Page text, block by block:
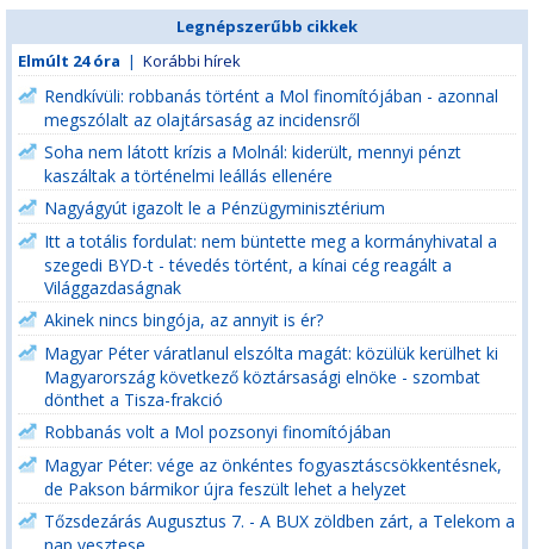
Legnépszerűbb cikkek
Elmúlt 24 óra | Korábbi hírek
Rendkívüli: robbanás történt a Mol finomítójában - azonnal
megszólalt az olajtársaság az incidensről
Soha nem látott krízis a Molnál: kiderült, mennyi pénzt
kaszáltak a történelmi leállás ellenére
Nagyágyút igazolt le a Pénzügyminisztérium
Itt a totális fordulat: nem büntette meg a kormányhivatal a
szegedi BYD-t - tévedés történt, a kínai cég reagált a
Világgazdaságnak
Akinek nincs bingója, az annyit is ér?
Magyar Péter váratlanul elszólta magát: közülük kerülhet ki
Magyarország következő köztársasági elnöke - szombat
dönthet a Tisza-frakció
Robbanás volt a Mol pozsonyi finomítójában
Magyar Péter: vége az önkéntes fogyasztáscsökkentésnek,
de Pakson bármikor újra feszült lehet a helyzet
Tőzsdezárás Augusztus 7. - A BUX zöldben zárt, a Telekom a
nap vesztese